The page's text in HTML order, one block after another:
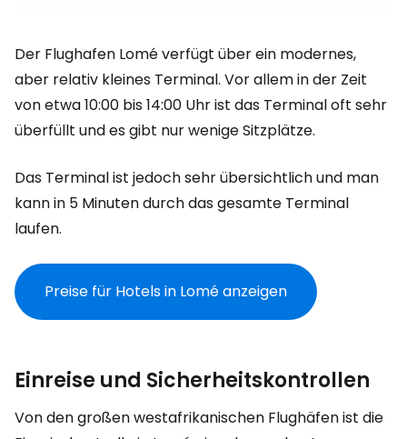
Der Flughafen Lomé verfügt über ein modernes,
aber relativ kleines Terminal. Vor allem in der Zeit
von etwa 10:00 bis 14:00 Uhr ist das Terminal oft sehr
überfüllt und es gibt nur wenige Sitzplätze.
Das Terminal ist jedoch sehr übersichtlich und man
kann in 5 Minuten durch das gesamte Terminal
laufen.
Preise für Hotels in Lomé anzeigen
Einreise und Sicherheitskontrollen
Von den großen westafrikanischen Flughäfen ist die